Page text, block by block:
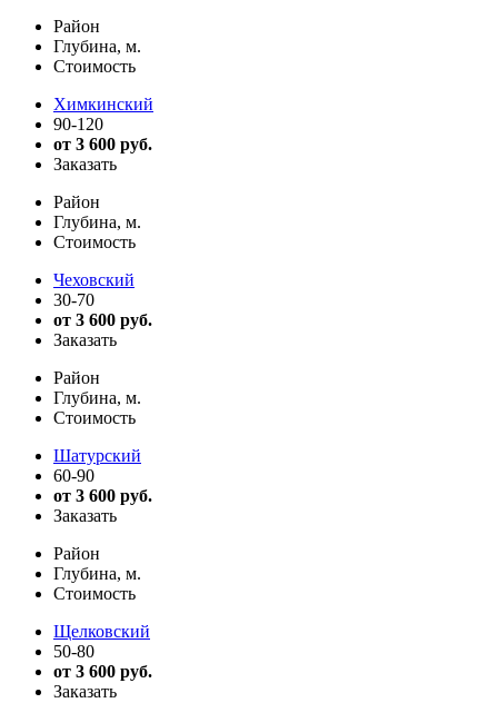
Район
Глубина, м.
Стоимость
Химкинский
90-120
от 3 600 руб.
Заказать
Район
Глубина, м.
Стоимость
Чеховский
30-70
от 3 600 руб.
Заказать
Район
Глубина, м.
Стоимость
Шатурский
60-90
от 3 600 руб.
Заказать
Район
Глубина, м.
Стоимость
Щелковский
50-80
от 3 600 руб.
Заказать